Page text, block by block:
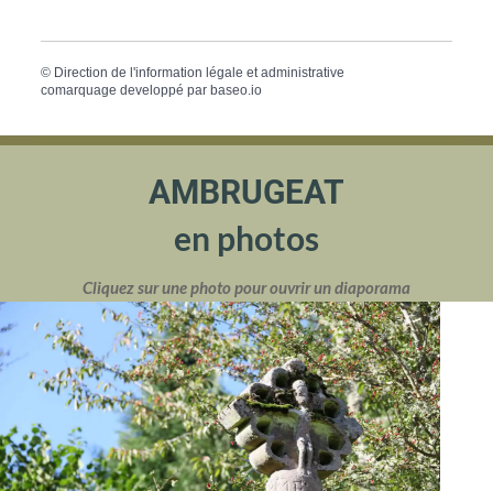
© Direction de l'information légale et administrative
comarquage developpé par baseo.io
AMBRUGEAT
en photos
Cliquez sur une photo pour ouvrir un diaporama